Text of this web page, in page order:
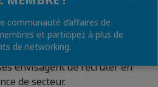
nouveaux services
la digitalisation) et 40%
de leurs ventes l’année
envisagent de recruter en
de secteur.
communauté d’affaires de
et participez à plus de
de networking.